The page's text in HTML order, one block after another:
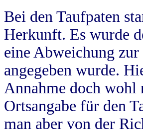
Bei den Taufpaten
Herkunft. Es wurde
eine Abweichung
angegeben wurde.
Annahme doch
Ortsangabe für den
man aber von der